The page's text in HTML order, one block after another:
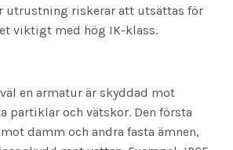
riskerar att utsättas för
viktigt med hög IK-klass.
en armatur är skyddad mot
partiklar och vätskor. Den första
damm och andra fasta ämnen,